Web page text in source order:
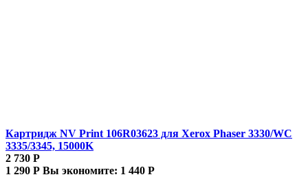
Картридж NV Print 106R03623 для Xerox Phaser 3330/WC
3335/3345, 15000K
2 730 Р
1 290 Р Вы экономите: 1 440 Р